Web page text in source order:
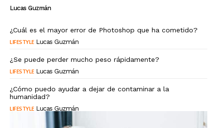
Lucas Guzmán
¿Cuál es el mayor error de Photoshop que ha cometido?
LIFESTYLE Lucas Guzmán
¿Se puede perder mucho peso rápidamente?
LIFESTYLE Lucas Guzmán
¿Cómo puedo ayudar a dejar de contaminar a la
humanidad?
LIFESTYLE Lucas Guzmán